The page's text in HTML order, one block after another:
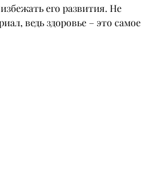
его развития. Не
ведь здоровье – это самое